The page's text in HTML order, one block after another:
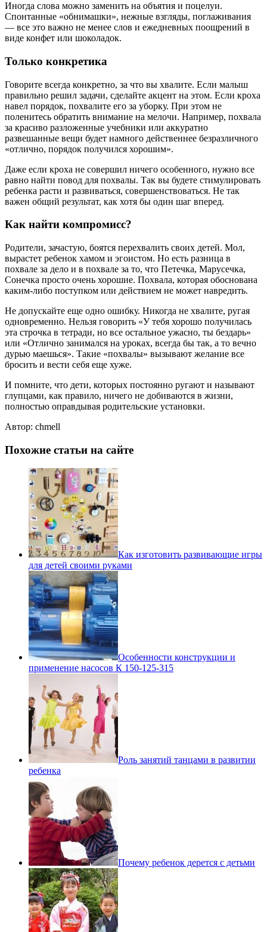
Иногда слова можно заменить на объятия и поцелуи.
Спонтанные «обнимашки», нежные взгляды, поглаживания
— все это важно не менее слов и ежедневных поощрений в
виде конфет или шоколадок.
Только конкретика
Говорите всегда конкретно, за что вы хвалите. Если малыш
правильно решил задачи, сделайте акцент на этом. Если кроха
навел порядок, похвалите его за уборку. При этом не
поленитесь обратить внимание на мелочи. Например, похвала
за красиво разложенные учебники или аккуратно
развешанные вещи будет намного действеннее безразличного
«отлично, порядок получился хорошим».
Даже если кроха не совершил ничего особенного, нужно все
равно найти повод для похвалы. Так вы будете стимулировать
ребенка расти и развиваться, совершенствоваться. Не так
важен общий результат, как хотя бы один шаг вперед.
Как найти компромисс?
Родители, зачастую, боятся перехвалить своих детей. Мол,
вырастет ребенок хамом и эгоистом. Но есть разница в
похвале за дело и в похвале за то, что Петечка, Марусечка,
Сонечка просто очень хорошие. Похвала, которая обоснована
каким-либо поступком или действием не может навредить.
Не допускайте еще одно ошибку. Никогда не хвалите, ругая
одновременно. Нельзя говорить «У тебя хорошо получилась
эта строчка в тетради, но все остальное ужасно, ты бездарь»
или «Отлично занимался на уроках, всегда бы так, а то вечно
дурью маешься». Такие «похвалы» вызывают желание все
бросить и вести себя еще хуже.
И помните, что дети, которых постоянно ругают и называют
глупцами, как правило, ничего не добиваются в жизни,
полностью оправдывая родительские установки.
Автор: chmell
Похожие статьи на сайте
Как изготовить развивающие игры
для детей своими руками
Особенности конструкции и
применение насосов К 150-125-315
Роль занятий танцами в развитии
ребенка
Почему ребенок дерется с детьми